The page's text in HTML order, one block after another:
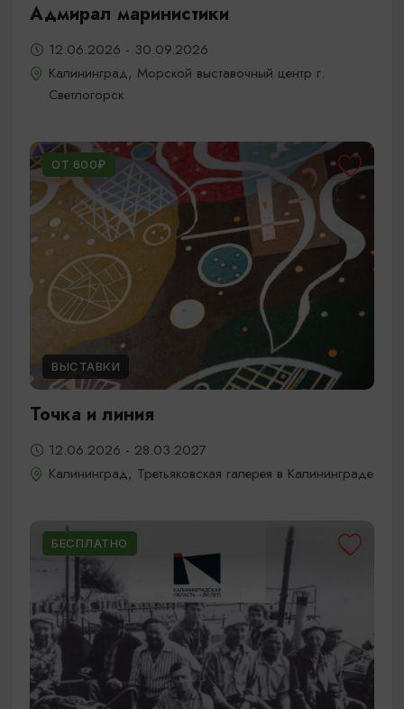
Адмирал маринистики
12.06.2026 - 30.09.2026
Калининград, Морской выставочный центр г.
Светлогорск
ОТ 600₽
ВЫСТАВКИ
Точка и линия
12.06.2026 - 28.03.2027
Калининград, Третьяковская галерея в Калининграде
БЕСПЛАТНО